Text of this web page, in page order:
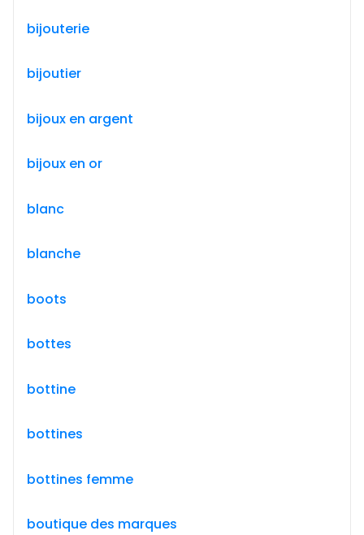
bijouterie
bijoutier
bijoux en argent
bijoux en or
blanc
blanche
boots
bottes
bottine
bottines
bottines femme
boutique des marques